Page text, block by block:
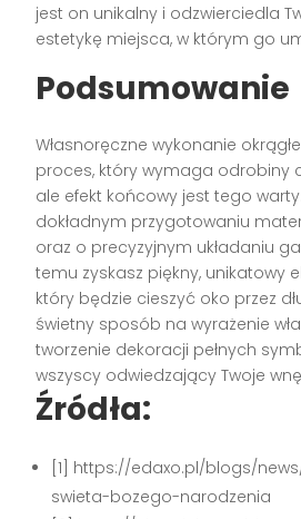
jest on unikalny i odzwierciedla
estetykę miejsca, w którym go
Podsumowanie
Własnoręczne wykonanie
proces, który wymaga odrobiny
ale efekt końcowy jest tego
dokładnym przygotowaniu
oraz o precyzyjnym układaniu
temu zyskasz piękny, unikatowy
który będzie cieszyć oko przez
świetny sposób na wyrażenie
tworzenie dekoracji pełnych
wszyscy odwiedzający Twoje
Źródła:
[1] https://edaxo.pl/blogs/
swieta-bozego-narodzenia